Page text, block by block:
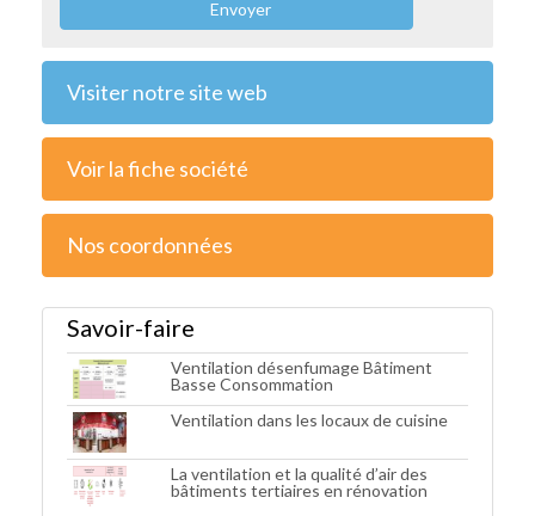
Envoyer
Visiter notre site web
Voir la fiche société
Nos coordonnées
Savoir-faire
Ventilation désenfumage Bâtiment
Basse Consommation
Ventilation dans les locaux de cuisine
La ventilation et la qualité d’air des
bâtiments tertiaires en rénovation